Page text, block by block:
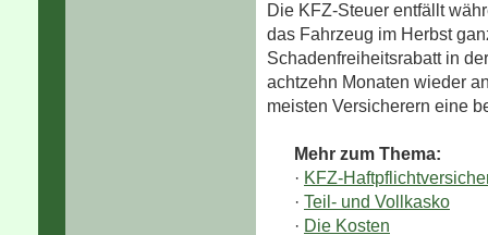
Die KFZ-Steuer entfällt
das Fahrzeug im Herbst
Schadenfreiheitsrabatt in
achtzehn Monaten wieder
meisten Versicherern eine
Mehr zum Thema:
· KFZ-
· Teil- und Vollkasko
· Die Kosten